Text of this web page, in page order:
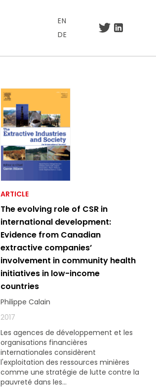
EN
DE
ARTICLE
The evolving role of CSR in
international development:
Evidence from Canadian
extractive companies’
involvement in community health
initiatives in low-income
countries
Philippe Calain
2017
Les agences de développement et les
organisations financières
internationales considèrent
l'exploitation des ressources minières
comme une stratégie de lutte contre la
pauvreté dans les...